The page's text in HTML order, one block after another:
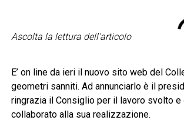
Ascolta la lettura dell'articolo
E’ on line da ieri il nuovo sito web del
geometri sanniti. Ad annunciarlo è il
ringrazia il Consiglio per il lavoro svolto e
collaborato alla sua realizzazione.